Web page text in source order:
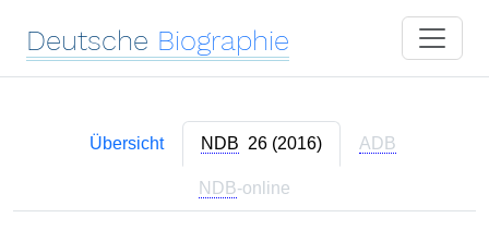
Deutsche Biographie
Übersicht NDB 26 (2016) ADB
NDB-online